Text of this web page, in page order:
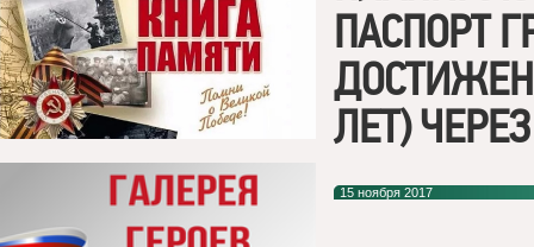
ПАСПОРТ
ЛЕТ)
15 ноября 2017